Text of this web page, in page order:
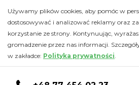
Zdjęcia
z
wernisażu
wystawy
do
głównej
treści
DO
KONTA
CZYTELNIKA
DO
WYSZUKIWARKI
do
stopki
Używamy plików cookies, aby pomóc w
dostosowywać i analizować reklamy oraz
korzystanie ze strony. Kontynuując,
gromadzenie przez nas informacji.
w zakładce: Polityka prywatności.